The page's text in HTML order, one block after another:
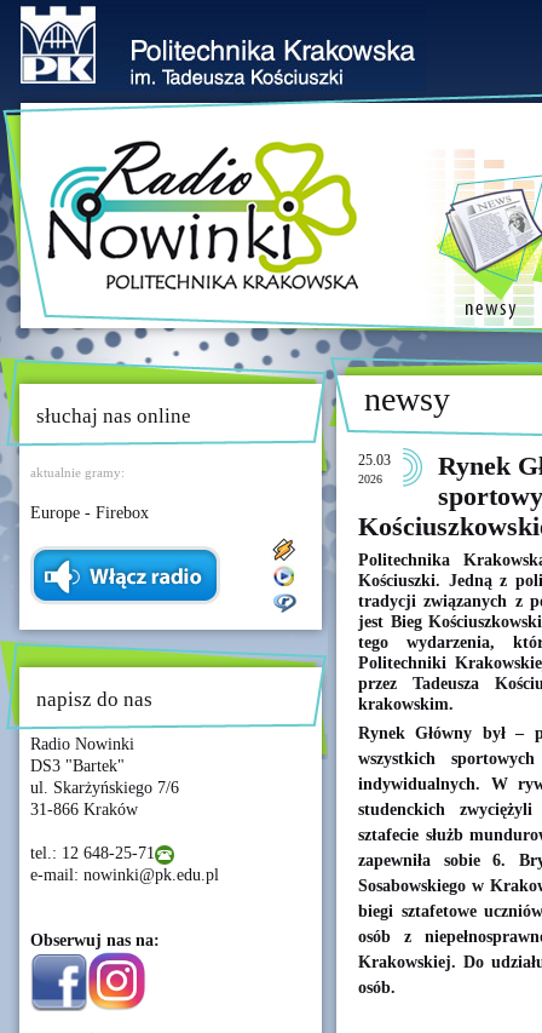
słuchaj nas online
aktualnie gramy:
Europe - Firebox
napisz do nas
Radio Nowinki
DS3 "Bartek"
ul. Skarżyńskiego 7/6
31-866 Kraków
tel.: 12 648-25-71
e-mail: nowinki@pk.edu.pl
Obserwuj nas na:
newsy
25.03
2026
Rynek
Politechnika
Kościuszki. Jedną z
tradycji związanych z
jest Bieg
tego wydarzenia,
Politechniki
przez Tadeusza
krakowskim.
Rynek Główny był –
wszystkich
indywidualnych. W
studenckich
sztafecie służb
zapewniła sobie 6.
Sosabowskiego w
biegi sztafetowe
osób z
Krakowskiej. Do
osób.